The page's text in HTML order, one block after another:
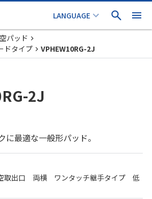
パッド
ドタイプ
VPHEW10RG-2J
2J
に最適な一般形パッド。
出口 両横 ワンタッチ継手タイプ 低